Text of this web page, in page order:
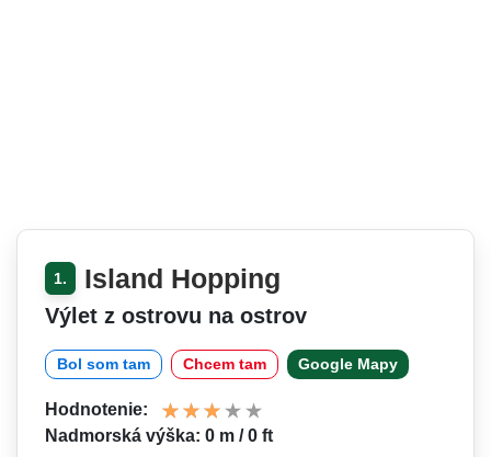
1. Island Hopping
Výlet z ostrovu na ostrov
Bol som tam Chcem tam Google Mapy
Hodnotenie:
Nadmorská výška: 0 m / 0 ft